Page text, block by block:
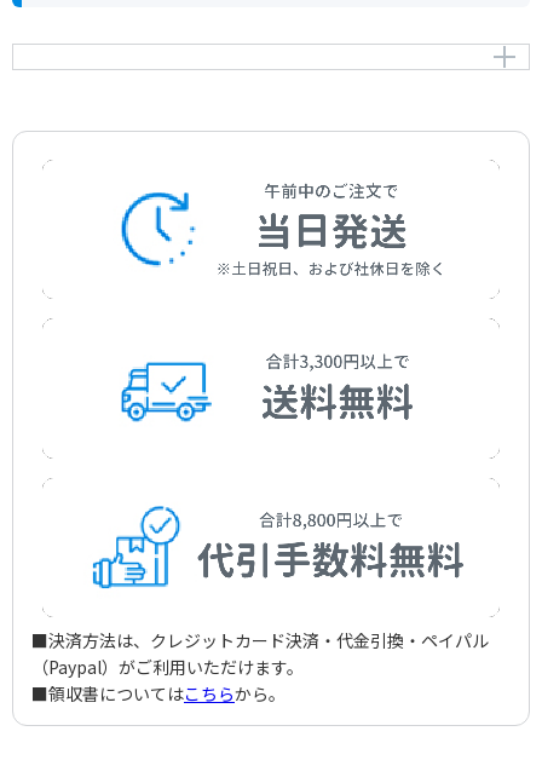
尾張・三河のわらべうた（その一）「1.アイウエおはよ
■決済方法は、クレジットカード決済・代金引換・ペイパル
（Paypal）がご利用いただけます。
■領収書についてはこちらから。